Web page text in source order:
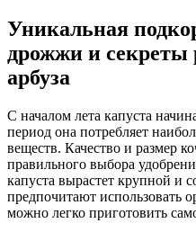
Уникальная
дрожжи и секреты
арбуза
С началом лета капуста
период она потребляет
веществ. Качество и размер
правильного выбора
капуста вырастет крупной и
предпочитают использовать
можно легко приготовить